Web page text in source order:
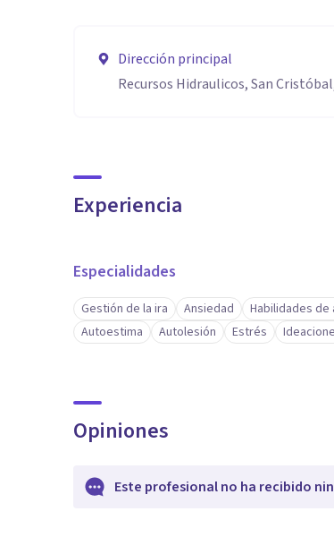
Dirección principal
Recursos Hidraulicos, San
Experiencia
Especialidades
Gestión de la ira Ansiedad Habilidades
Autoestima
Autolesión Estrés
Opiniones
Este profesional no ha recibido